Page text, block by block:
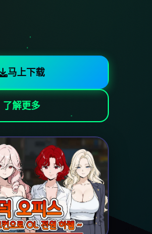
马上下载
了解更多